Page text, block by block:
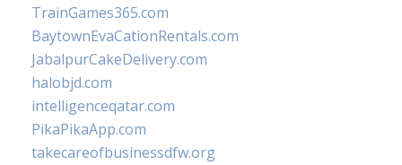
TrainGames365.com
BaytownEvaCationRentals.com
JabalpurCakeDelivery.com
halobjd.com
intelligenceqatar.com
PikaPikaApp.com
takecareofbusinessdfw.org